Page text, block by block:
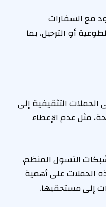
مع السفارات
أو الترحيل، بما
التثقيفية إلى
مثل عدم الإعطاء
التسول المنظم،
الحملات على أهمية
إلى مستحقيها.